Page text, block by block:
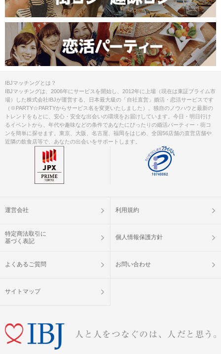
IBJマッチングとは？
IBJマッチングは、2006年にサービスを開始し、2012年に上場（現在は東証プライム市
場）した株式会社IBJが運営する、日本最大級の「自社直営」婚活・恋活サービスです
（※PARTY☆PARTYからサービス名を変更いたしました）。独自のノウハウと最新の
トレンドをもとに、安心・安全な出会いの環境をお届けしています。今日・明日行け
るイベントから、年代や趣味などの条件であなたにぴったりの婚活パーティー・街コ
ンを簡単に探せます。東京、大阪、名古屋、福岡をはじめ、全国56店舗の直営店舗や
近隣の飲食店等で、あなたの出会いをサポートします。
運営会社 利用規約
特定商法取引に
基づく表記
個人情報保護方針
よくあるご質問 お問い合わせ
サイトマップ